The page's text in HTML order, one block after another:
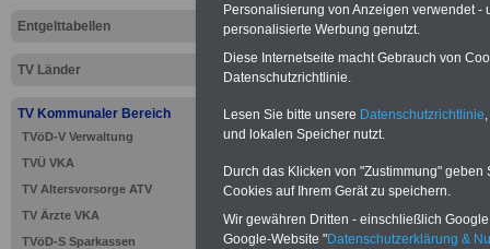
Entgelttabellen
TV Länder
TV Kommunaler Bereich
TVöD-V Verwaltung
TVÜ VKA
TV Altersvorsorge ATV
TV Ärzte VKA
TVöD-S Sparkassen
>>>zur
Personalisierung von Anzeigen verwendet
personalisierte Werbung genutzt.
Diese Internetseite macht Gebrauch von
Datenschutzrichtlinie.
Lesen Sie bitte unsere Datenschutzrichtlinie
und lokalen Speicher nutzt.
Durch das Klicken von "Zustimmung"
Cookies auf Ihrem Gerät zu speichern.
Wir gewähren Dritten - einschließlich
Google-Website "Datenschutzerklärung &